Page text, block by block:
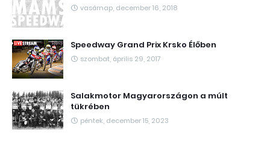
vasárnap, december 16, 2018
Speedway Grand Prix Krsko Élőben
szombat, április 29, 2017
Salakmotor Magyarországon a múlt
tükrében
péntek, december 15, 2023